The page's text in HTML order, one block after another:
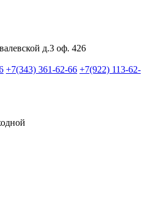
д.3 оф. 426
+7(343) 361-62-66 +7(922) 113-62-